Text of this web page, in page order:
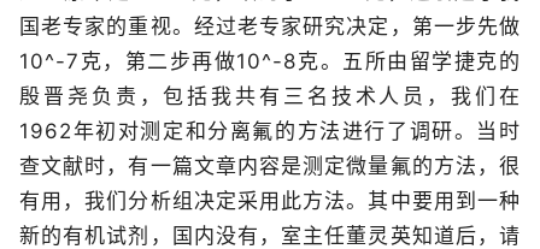
国老专家的重视。经过老专家研究决定，第一步先做
10^-7克，第二步再做10^-8克。五所由留学捷克的
殷晋尧负责，包括我共有三名技术人员，我们在
1962年初对测定和分离氟的方法进行了调研。当时
查文献时，有一篇文章内容是测定微量氟的方法，很
有用，我们分析组决定采用此方法。其中要用到一种
新的有机试剂，国内没有，室主任董灵英知道后，请